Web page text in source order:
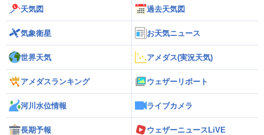
天気図 過去天気図
気象衛星 お天気ニュース
世界天気 アメダス(実況天気)
アメダスランキング ウェザーリポート
河川水位情報 ライブカメラ
長期予報 ウェザーニュースLiVE